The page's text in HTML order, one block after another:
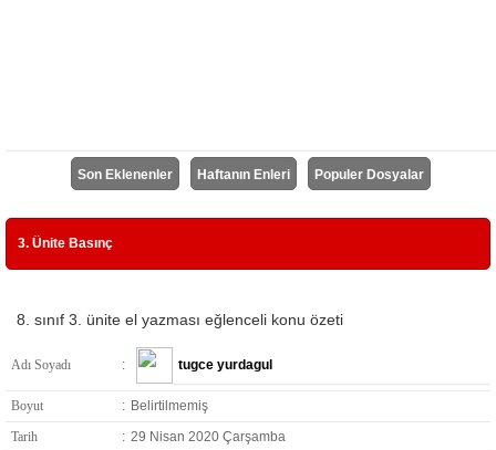
Son Eklenenler Haftanın Enleri Populer Dosyalar
3. Ünite Basınç
8. sınıf 3. ünite el yazması eğlenceli konu özeti
Adı Soyadı : tugce yurdagul
Boyut : Belirtilmemiş
Tarih
: 29 Nisan 2020 Çarşamba